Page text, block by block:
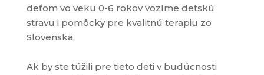
deťom vo veku 0-6 rokov vozíme detskú
stravu i pomôcky pre kvalitnú terapiu zo
Slovenska.
Ak by ste túžili pre tieto deti v budúcnosti